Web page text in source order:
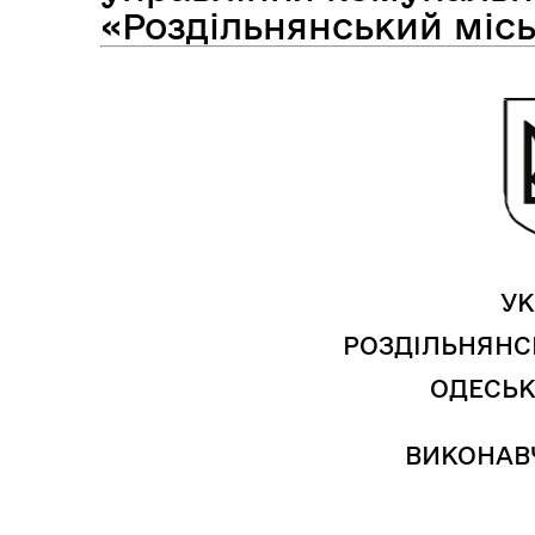
Засідання виконавчого
комітету
«Роздільнянський